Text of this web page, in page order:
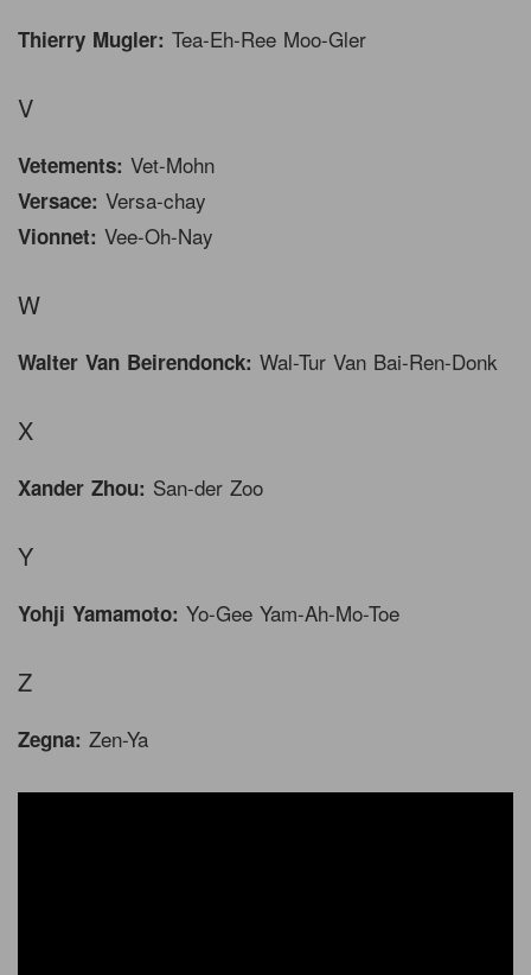
Thierry Mugler: Tea-Eh-Ree Moo-Gler
V
Vetements: Vet-Mohn
Versace: Versa-chay
Vionnet: Vee-Oh-Nay
W
Walter Van Beirendonck: Wal-Tur Van Bai-Ren-Donk
X
Xander Zhou: San-der Zoo
Y
Yohji Yamamoto: Yo-Gee Yam-Ah-Mo-Toe
Z
Zegna: Zen-Ya